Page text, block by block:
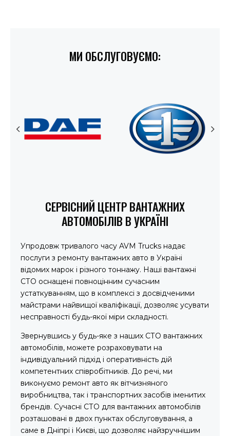
МИ ОБСЛУГОВУЄМО:
СЕРВІСНИЙ ЦЕНТР ВАНТАЖНИХ
АВТОМОБІЛІВ В УКРАЇНІ
Упродовж тривалого часу AVM Trucks надає
послуги з ремонту вантажних авто в Україні
відомих марок і різного тоннажу. Наші вантажні
СТО оснащені повноцінним сучасним
устаткуванням, що в комплексі з досвідченими
майстрами найвищої кваліфікації, дозволяє усувати
несправності будь-якої міри складності.
Звернувшись у будь-яке з наших СТО вантажних
автомобілів, можете розраховувати на
індивідуальний підхід і оперативність дій
компетентних співробітників. До речі, ми
виконуємо ремонт авто як вітчизняного
виробництва, так і транспортних засобів іменитих
брендів. Сучасні СТО для вантажних автомобілів
розташовані в двох пунктах обслуговування, а
саме в Дніпрі і Києві, що дозволяє найзручнішим